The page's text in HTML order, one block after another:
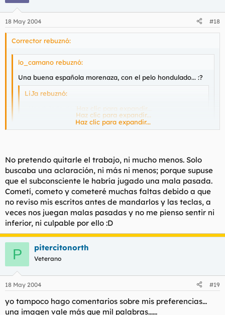
18 May 2004 #18
Corrector rebuznó:
lo_camano rebuznó:
Una buena española morenaza, con el pelo hondulado... :?
LiJa rebuznó:
¿Hondulado de Honduras?Haz clic para expandir...
Haz clic para expandir...
Así se desvían los hilos.
Haz clic para expandir...
No pretendo quitarle el trabajo, ni mucho menos. Solo
buscaba una aclaración, ni más ni menos; porque supuse
que el subconsciente le habría jugado una mala pasada.
Cometí, cometo y cometeré muchas faltas debido a que
no reviso mis escritos antes de mandarlos y las teclas, a
veces nos juegan malas pasadas y no me pienso sentir ni
inferior, ni culpable por ello :D
P pitercitonorth
Veterano
18 May 2004 #19
yo tampoco hago comentarios sobre mis preferencias...
una imagen vale más que mil palabras......